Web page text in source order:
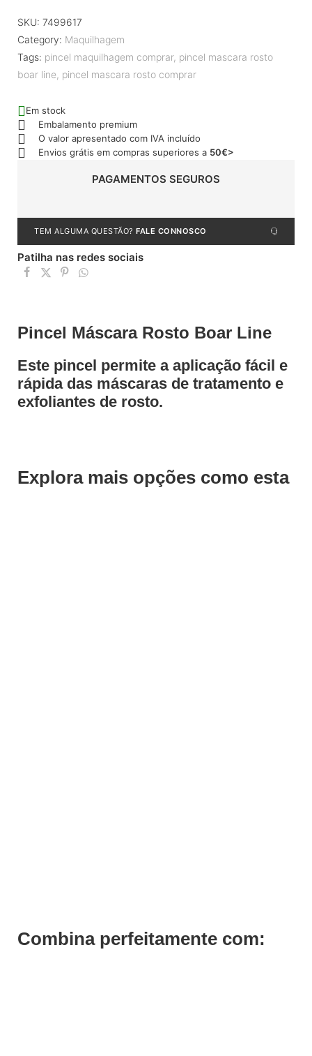
SKU: 7499617
Category: Maquilhagem
Tags: pincel maquilhagem comprar, pincel mascara rosto
boar line, pincel mascara rosto comprar
Em stock
Embalamento premium
O valor apresentado com IVA incluído
Envios grátis em compras superiores a 50€>
PAGAMENTOS SEGUROS
TEM ALGUMA QUESTÃO? FALE CONNOSCO
Patilha nas redes sociais
Pincel Máscara Rosto Boar Line
Este pincel permite a aplicação fácil e
rápida das máscaras de tratamento e
exfoliantes de rosto.
Explora mais opções como esta
Combina perfeitamente com: